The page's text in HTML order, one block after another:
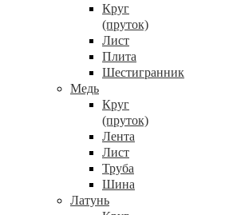
Круг
(пруток)
Лист
Плита
Шестигранник
Медь
Круг
(пруток)
Лента
Лист
Труба
Шина
Латунь